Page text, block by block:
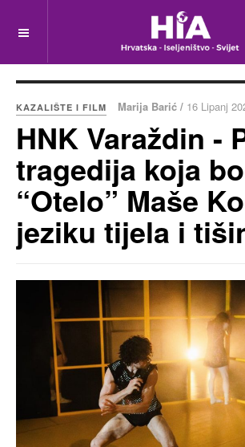
KAZALIŠTE I FILM Marija Barić / 16 Lipanj
HNK Varaždin -
tragedija koja
“Otelo” Maše
jeziku tijela i